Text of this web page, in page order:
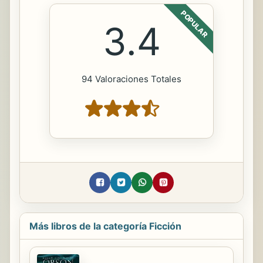
POPULAR
3.4
94 Valoraciones Totales
Más libros de la categoría Ficción